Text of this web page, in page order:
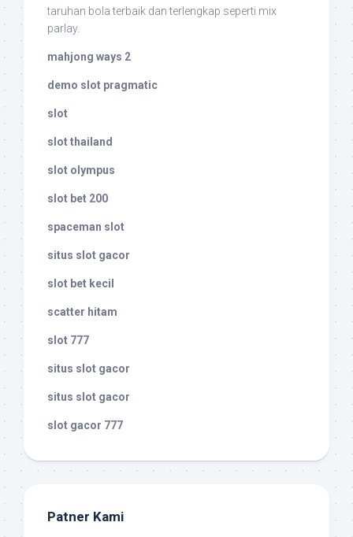
taruhan bola terbaik dan terlengkap seperti mix
parlay.
mahjong ways 2
demo slot pragmatic
slot
slot thailand
slot olympus
slot bet 200
spaceman slot
situs slot gacor
slot bet kecil
scatter hitam
slot 777
situs slot gacor
situs slot gacor
slot gacor 777
Patner Kami